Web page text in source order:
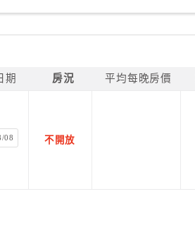
期 房況 平均每晚房價
08 不開放